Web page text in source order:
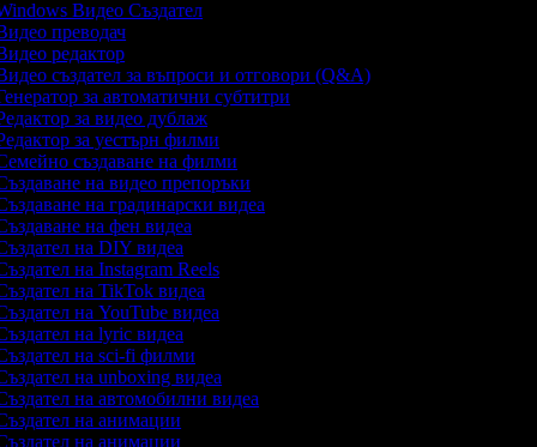
Видео Създател
преводач
редактор
създател за въпроси и отговори (Q&A)
за автоматични субтитри
за видео дублаж
за уестърн филми
създаване на филми
на видео препоръки
на градинарски видеа
на фен видеа
на DIY видеа
на Instagram Reels
на TikTok видеа
на YouTube видеа
на lyric видеа
на sci-fi филми
на unboxing видеа
на автомобилни видеа
на анимации
на анимации